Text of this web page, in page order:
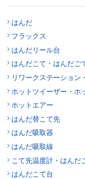
はんだ
フラックス
はんだリール台
はんだこて・はんだご
リワークステーション
ホットツイーザー・ホ
ホットエアー
はんだ替こて先
はんだ吸取器
はんだ吸取線
こて先温度計・はんだ
はんだこて台